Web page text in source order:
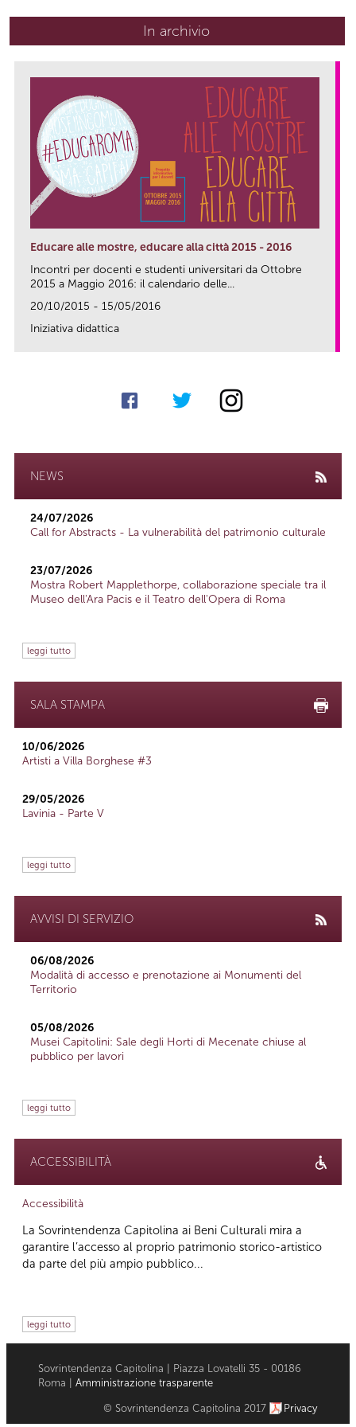
In archivio
Educare alle mostre, educare alla città 2015 - 2016
Incontri per docenti e studenti universitari da Ottobre
2015 a Maggio 2016: il calendario delle...
20/10/2015 - 15/05/2016
Iniziativa didattica
NEWS
24/07/2026
Call for Abstracts - La vulnerabilità del patrimonio culturale
23/07/2026
Mostra Robert Mapplethorpe, collaborazione speciale tra il
Museo dell'Ara Pacis e il Teatro dell'Opera di Roma
leggi tutto
SALA STAMPA
10/06/2026
Artisti a Villa Borghese #3
29/05/2026
Lavinia - Parte V
leggi tutto
AVVISI DI SERVIZIO
06/08/2026
Modalità di accesso e prenotazione ai Monumenti del
Territorio
05/08/2026
Musei Capitolini: Sale degli Horti di Mecenate chiuse al
pubblico per lavori
leggi tutto
ACCESSIBILITÀ
Accessibilità
La Sovrintendenza Capitolina ai Beni Culturali mira a
garantire l’accesso al proprio patrimonio storico-artistico
da parte del più ampio pubblico...
leggi tutto
Sovrintendenza Capitolina | Piazza Lovatelli 35 - 00186
Roma | Amministrazione trasparente
© Sovrintendenza Capitolina 2017 Privacy